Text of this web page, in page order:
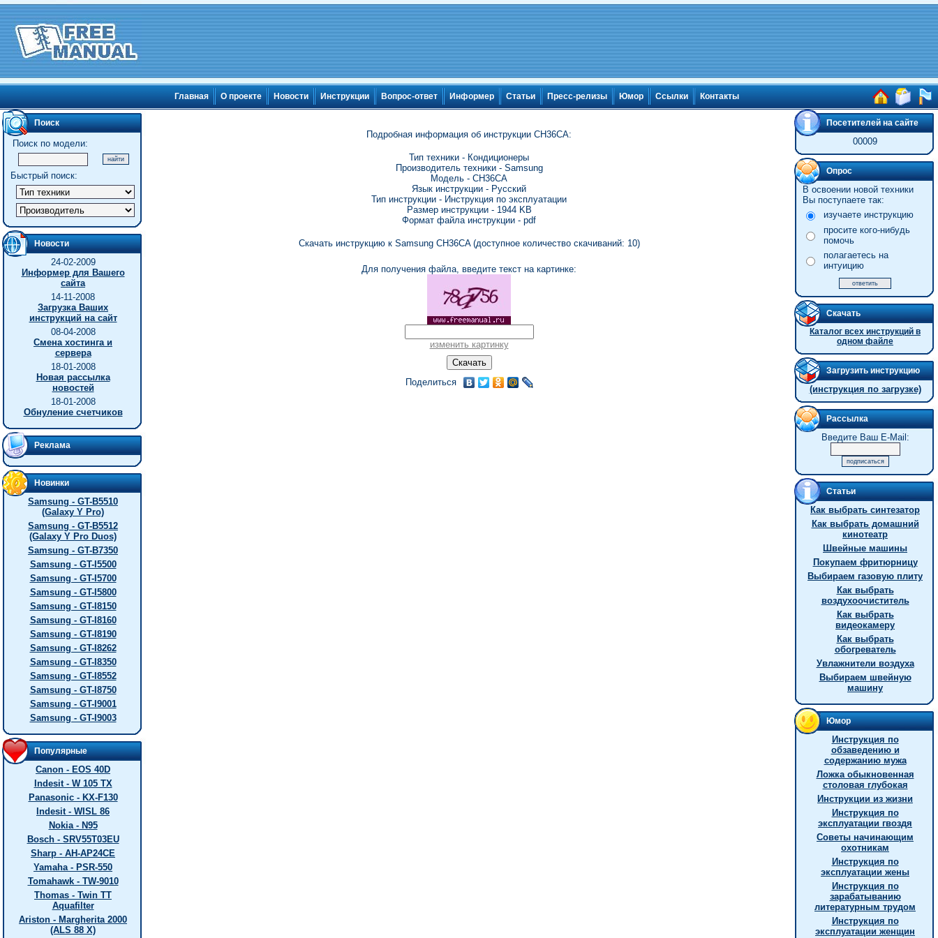
Главная О проекте Новости Инструкции Вопрос-ответ Информер Статьи Пресс-релизы Юмор Ссылки Контакты
Поиск
Поиск по модели:
Быстрый поиск:
Новости
24-02-2009
Информер для Вашего
сайта
14-11-2008
Загрузка Ваших
инструкций на сайт
08-04-2008
Смена хостинга и
сервера
18-01-2008
Новая рассылка
новостей
18-01-2008
Обнуление счетчиков
Реклама
Новинки
Samsung - GT-B5510
(Galaxy Y Pro)
Samsung - GT-B5512
(Galaxy Y Pro Duos)
Samsung - GT-B7350
Samsung - GT-I5500
Samsung - GT-I5700
Samsung - GT-I5800
Samsung - GT-I8150
Samsung - GT-I8160
Samsung - GT-I8190
Samsung - GT-I8262
Samsung - GT-I8350
Samsung - GT-I8552
Samsung - GT-I8750
Samsung - GT-I9001
Samsung - GT-I9003
Популярные
Canon - EOS 40D
Indesit - W 105 TX
Panasonic - KX-F130
Indesit - WISL 86
Nokia - N95
Bosch - SRV55T03EU
Sharp - AH-AP24CE
Yamaha - PSR-550
Tomahawk - TW-9010
Thomas - Twin TT
Aquafilter
Ariston - Margherita 2000
(ALS 88 X)
Подробная информация об инструкции CH36CA:
Тип техники - Кондиционеры
Производитель техники - Samsung
Модель - CH36CA
Язык инструкции - Русский
Тип инструкции - Инструкция по эксплуатации
Размер инструкции - 1944 KB
Формат файла инструкции - pdf
Скачать инструкцию к Samsung CH36CA (доступное количество скачиваний: 10)
Для получения файла, введите текст на картинке:
изменить картинку
Поделиться
Посетителей на сайте
00009
Опрос
В освоении новой техники
Вы поступаете так:
изучаете инструкцию
просите кого-нибудь
помочь
полагаетесь на
интуицию
Скачать
Каталог всех инструкций в
одном файле
Загрузить инструкцию
(инструкция по загрузке)
Рассылка
Введите Ваш E-Mail:
Статьи
Как выбрать синтезатор
Как выбрать домашний
кинотеатр
Швейные машины
Покупаем фритюрницу
Выбираем газовую плиту
Как выбрать
воздухоочиститель
Как выбрать
видеокамеру
Как выбрать
обогреватель
Увлажнители воздуха
Выбираем швейную
машину
Юмор
Инструкция по
обзаведению и
содержанию мужа
Ложка обыкновенная
столовая глубокая
Инструкции из жизни
Инструкция по
эксплуатации гвоздя
Советы начинающим
охотникам
Инструкция по
эксплуатации жены
Инструкция по
зарабатыванию
литературным трудом
Инструкция по
эксплуатации женщин